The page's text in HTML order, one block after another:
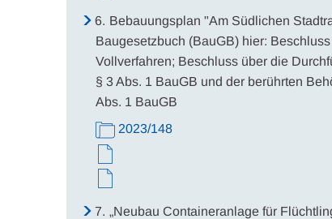
6. Bebauungsplan "Am Südlichen
Baugesetzbuch (BauGB) hier:
Vollverfahren; Beschluss über die
§ 3 Abs. 1 BauGB und der berührten
Abs. 1 BauGB
2023/148
7. „Neubau Containeranlage für